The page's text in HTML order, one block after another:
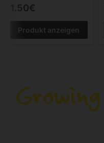
1.50€
Produkt anzeigen